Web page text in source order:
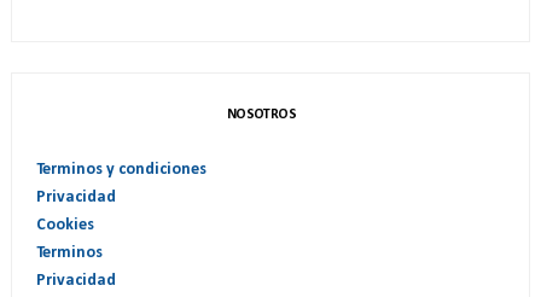
NOSOTROS
Terminos y condiciones
Privacidad
Cookies
Terminos
Privacidad